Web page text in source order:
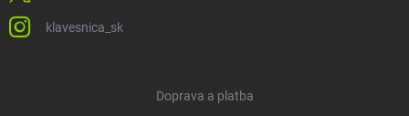
klavesnica_sk
Doprava a platba